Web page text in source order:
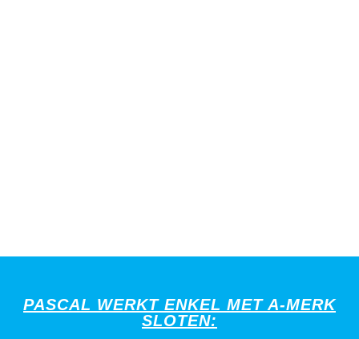
PASCAL WERKT ENKEL MET A-MERK
SLOTEN: